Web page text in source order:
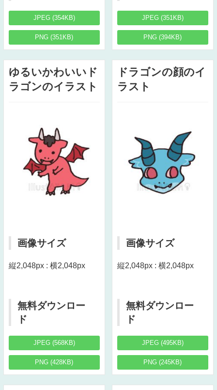
JPEG (354KB)
PNG (351KB)
JPEG (351KB)
PNG (394KB)
ゆるいかわいいド
ラゴンのイラスト
画像サイズ
縦2,048px : 横2,048px
無料ダウンロー
ド
JPEG (568KB)
PNG (428KB)
ドラゴンの顔のイ
ラスト
画像サイズ
縦2,048px : 横2,048px
無料ダウンロー
ド
JPEG (495KB)
PNG (245KB)